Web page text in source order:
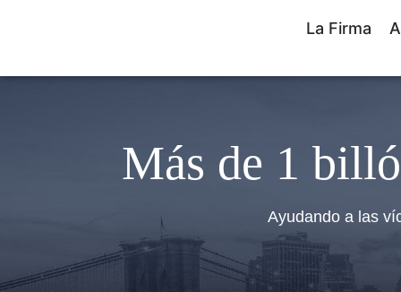
La Firma
Más de 1
Ayudando a las